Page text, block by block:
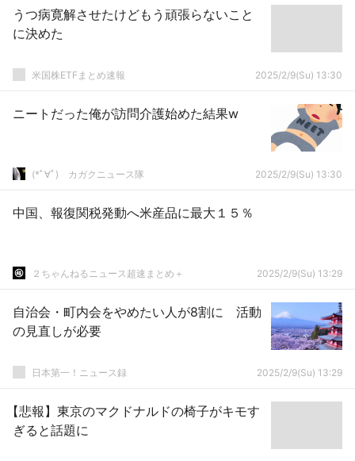
うつ病寛解させたけどもう頑張らないこと
に決めた
米国株ETFまとめ速報 2025/2/9(Su) 13:30
ニートだった俺が訪問介護始めた結果w
(*ﾟ∀ﾟ)ゞカガクニュース隊 2025/2/9(Su) 13:30
中国、報復関税発動へ米産品に最大１５％
２ちゃんねるニュース超速まとめ＋ 2025/2/9(Su) 13:29
自治会・町内会をやめたい人が8割に 活動
の見直しが必要
日本第一！ニュース録 2025/2/9(Su) 13:29
【悲報】東京のマクドナルドの椅子がキモす
ぎると話題に